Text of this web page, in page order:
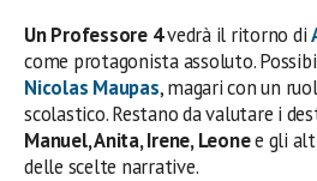
Un Professore 4vedrà il ritorno di
come protagonista assoluto.
Nicolas Maupas, magari con un
scolastico. Restano da valutare i
Manuel, Anita, Irene, Leonee gli
delle scelte narrative.